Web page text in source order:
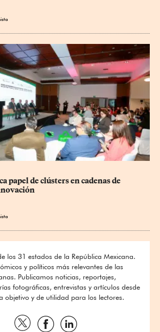
papel de clústers en cadenas de
los 31 estados de la República Mexicana.
y políticos más relevantes de las
Publicamos noticias, reportajes,
fotográficas, entrevistas y artículos desde
objetivo y de utilidad para los lectores.
Compartir
por
Compartir
por